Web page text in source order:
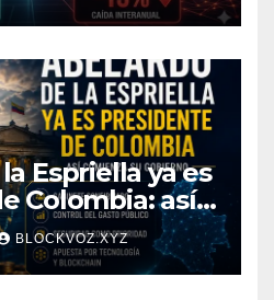
Espriella ya es
Colombia: así
y qué
para la
sector cripto
BLOCKVOZ.XYZ